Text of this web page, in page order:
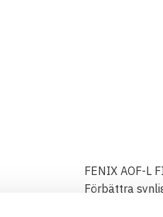
FENIX AOF-L
Förbättra